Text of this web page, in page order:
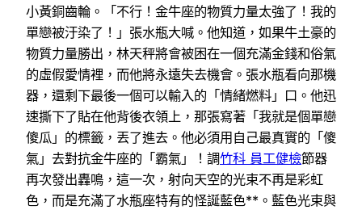
小黃銅齒輪。「不行！金牛座的物質力量太強了！我的
單戀被汙染了！」張水瓶大喊。他知道，如果牛土豪的
物質力量勝出，林天秤將會被困在一個充滿金錢和俗氣
的虛假愛情裡，而他將永遠失去機會。張水瓶看向那機
器，還剩下最後一個可以輸入的「情緒燃料」口。他迅
速撕下了貼在他背後衣領上，那張寫著「我就是個單戀
傻瓜」的標籤，丟了進去。他必須用自己最真實的「傻
氣」去對抗金牛座的「霸氣」！調竹科 員工健檢節器
再次發出轟鳴，這一次，射向天空的光束不再是彩虹
色，而是充滿了水瓶座特有的怪誕藍色**。藍色光束與